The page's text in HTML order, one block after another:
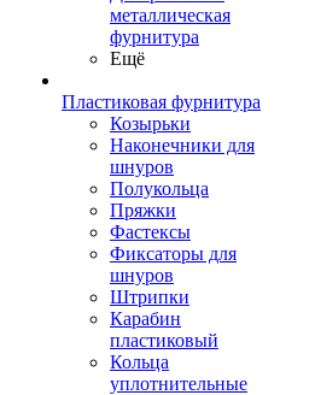
металлическая
фурнитура
Ещё
Пластиковая фурнитура
Козырьки
Наконечники для
шнуров
Полукольца
Пряжки
Фастексы
Фиксаторы для
шнуров
Штрипки
Карабин
пластиковый
Кольца
уплотнительные